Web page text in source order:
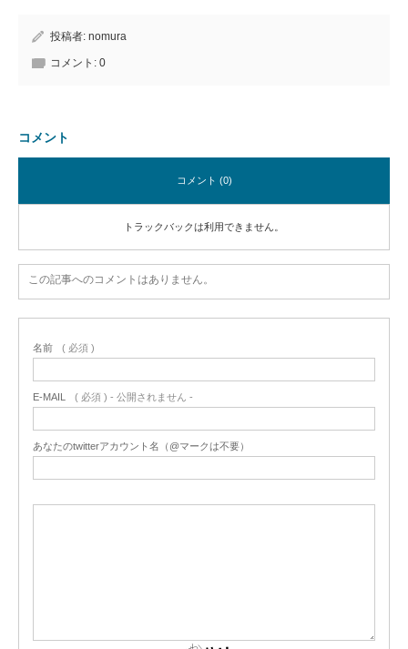
投稿者: nomura
コメント: 0
コメント
コメント (0)
トラックバックは利用できません。
この記事へのコメントはありません。
名前 ( 必須 )
E-MAIL ( 必須 ) - 公開されません -
あなたのtwitterアカウント名（@マークは不要）